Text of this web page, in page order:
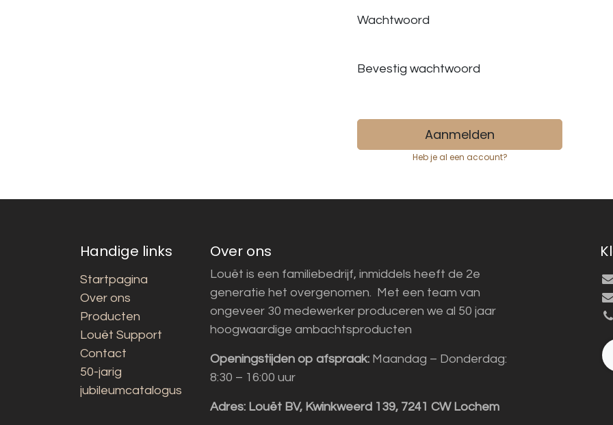
Wachtwoord
Bevestig wachtwoord
Aanmelden
Heb je al een account?
Handige links
Startpagina
Over ons
Producten
Louët Support
Contact
50-jarig
jubileumcatalogus
Over ons
Louët is een familiebedrijf, inmiddels heeft de 2e
generatie het overgenomen. Met een team van
ongeveer 30 medewerker produceren we al 50 jaar
hoogwaardige ambachtsproducten
Openingstijden op afspraak: Maandag – Donderdag:
8:30 – 16:00 uur
Adres: Louët BV, Kwinkweerd 139, 7241 CW Lochem